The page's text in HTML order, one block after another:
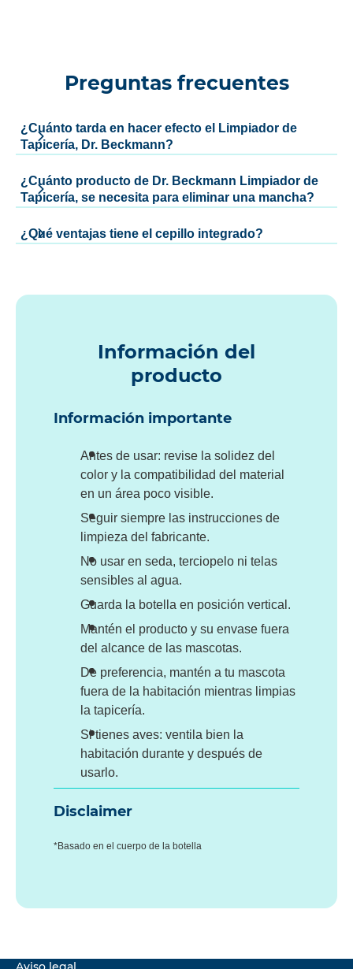
Preguntas frecuentes
¿Cuánto tarda en hacer efecto el Limpiador de
Tapicería, Dr. Beckmann?
¿Cuánto producto de Dr. Beckmann Limpiador de
Tapicería, se necesita para eliminar una mancha?
¿Qué ventajas tiene el cepillo integrado?
Información del
producto
Información importante
Antes de usar: revise la solidez del
color y la compatibilidad del material
en un área poco visible.
Seguir siempre las instrucciones de
limpieza del fabricante.
No usar en seda, terciopelo ni telas
sensibles al agua.
Guarda la botella en posición vertical.
Mantén el producto y su envase fuera
del alcance de las mascotas.
De preferencia, mantén a tu mascota
fuera de la habitación mientras limpias
la tapicería.
Si tienes aves: ventila bien la
habitación durante y después de
usarlo.
Disclaimer
*Basado en el cuerpo de la botella